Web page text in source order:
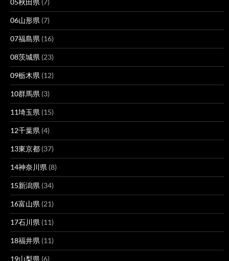
05秋田県 (7)
06山形県 (7)
07福島県 (16)
08茨城県 (23)
09栃木県 (12)
10群馬県 (3)
11埼玉県 (15)
12千葉県 (4)
13東京都 (37)
14神奈川県 (8)
15新潟県 (34)
16富山県 (21)
17石川県 (11)
18福井県 (11)
19山梨県 (6)